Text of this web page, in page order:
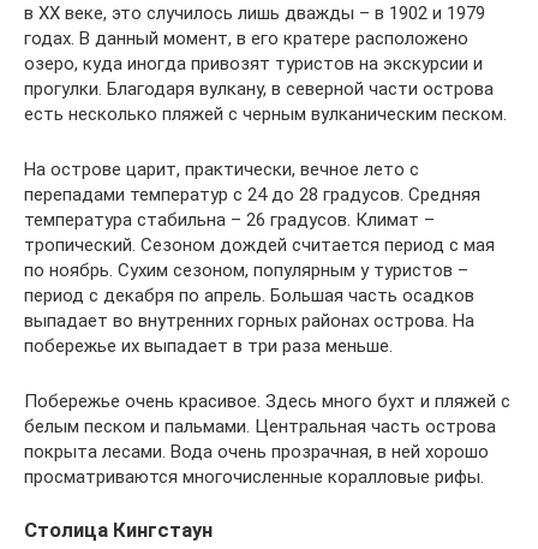
в XX веке, это случилось лишь дважды – в 1902 и 1979
годах. В данный момент, в его кратере расположено
озеро, куда иногда привозят туристов на экскурсии и
прогулки. Благодаря вулкану, в северной части острова
есть несколько пляжей с черным вулканическим песком.
На острове царит, практически, вечное лето с
перепадами температур с 24 до 28 градусов. Средняя
температура стабильна – 26 градусов. Климат –
тропический. Сезоном дождей считается период с мая
по ноябрь. Сухим сезоном, популярным у туристов –
период с декабря по апрель. Большая часть осадков
выпадает во внутренних горных районах острова. На
побережье их выпадает в три раза меньше.
Побережье очень красивое. Здесь много бухт и пляжей с
белым песком и пальмами. Центральная часть острова
покрыта лесами. Вода очень прозрачная, в ней хорошо
просматриваются многочисленные коралловые рифы.
Столица Кингстаун